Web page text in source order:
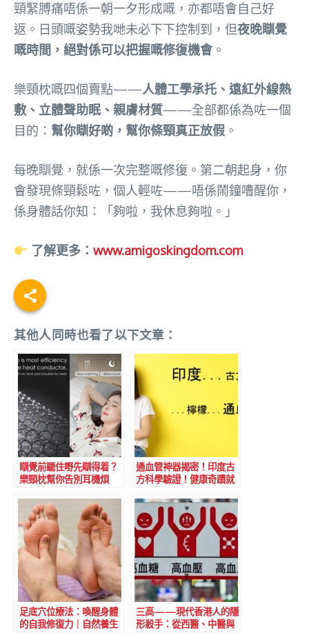
頸緊膊痛唔係一朝一夕形成嘅，亦都唔會自己好
返。日頭嘅姿勢我哋未必下下控制到，但夜晚瞓覺
嘅時間，絕對係可以把握嘅修復機會。
樂頸枕嘅四個賣點——人體工學承托、遠紅外線熱
敷、立體聲助眠、親膚材質——全部都係為咗一個
目的： 幫你瞓好啲，幫你條頸真正放假 。
每晚瞓覺，就係一次完整嘅修復。第二朝起身，你
會發現條頸鬆咗，個人輕咗——唔係鬧鐘嘈醒你，
係身體話你知：「夠啦，我休息夠啦。」
了解更多： www.amigoskingdom.com
其他人同時也看了以下文章：
瞓覺前聽住嘢先瞓得着？
樂頸枕幫你告別耳機煩
通血管神器揭密！印度古
方科學驗證！健康奇蹟就
足底穴位療法：喚醒身體
的自我修復力｜自然養生
三高——現代香港人的隱
形殺手：從西醫、中醫與